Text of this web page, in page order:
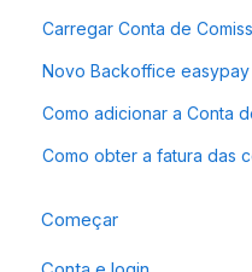
Carregar Conta de
Novo Backoffice easypay
Como adicionar a Conta
Como obter a fatura das
Começar